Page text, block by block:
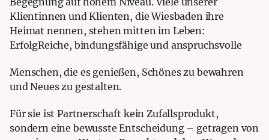
Klientinnen und Klienten, die Wiesbaden ihre
Heimat nennen, stehen mitten im Leben:
ErfolgReiche, bindungsfähige und anspruchsvolle
Menschen, die es genießen, Schönes zu bewahren
und Neues zu gestalten.
Für sie ist Partnerschaft kein Zufallsprodukt,
sondern eine bewusste Entscheidung – getragen von